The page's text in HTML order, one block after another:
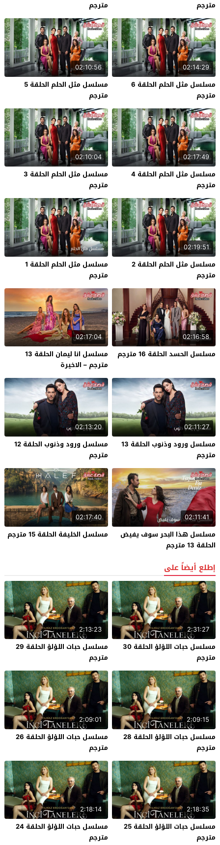
مترجم
مترجم
02:14:29
مسلسل مثل الحلم الحلقة 6
مترجم
02:10:56
مسلسل مثل الحلم الحلقة 5
مترجم
02:17:49
مسلسل مثل الحلم الحلقة 4
مترجم
02:10:04
مسلسل مثل الحلم الحلقة 3
مترجم
02:19:51
مسلسل مثل الحلم الحلقة 2
مترجم
مسلسل مثل الحلم الحلقة 1
مترجم
02:16:58
مسلسل الحسد الحلقة 16 مترجم
02:17:04
مسلسل انا ليمان الحلقة 13
مترجم – الاخيرة
02:11:27
مسلسل ورود وذنوب الحلقة 13
مترجم
02:13:20
مسلسل ورود وذنوب الحلقة 12
مترجم
02:11:41
مسلسل هذا البحر سوف يفيض
الحلقة 13 مترجم
02:17:40
مسلسل الخليفة الحلقة 15 مترجم
إطلع أيضاً على
2:31:27
مسلسل حبات اللؤلؤ الحلقة 30
مترجم
2:13:23
مسلسل حبات اللؤلؤ الحلقة 29
مترجم
2:09:15
مسلسل حبات اللؤلؤ الحلقة 28
مترجم
2:09:01
مسلسل حبات اللؤلؤ الحلقة 26
مترجم
2:18:35
مسلسل حبات اللؤلؤ الحلقة 25
مترجم
2:18:14
مسلسل حبات اللؤلؤ الحلقة 24
مترجم